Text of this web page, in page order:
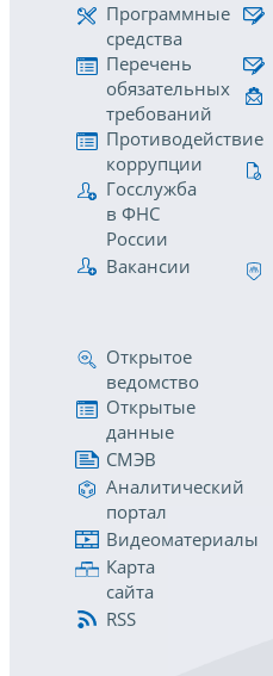
Программные
средства
Перечень
обязательных
требований
Противодействие
коррупции
Госслужба
в ФНС
России
Вакансии
Открытое
ведомство
Открытые
данные
СМЭВ
Аналитический
портал
Видеоматериалы
Карта
сайта
RSS